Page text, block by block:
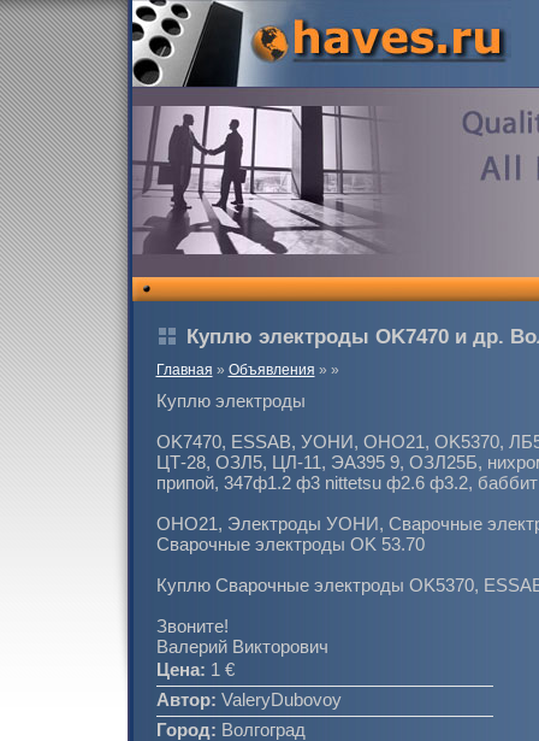
Куплю электроды OK7470 и др.
Главная » Объявления » »
Куплю электроды
OK7470, ESSAB, УОНИ, ОНО21, OK5370,
ЦТ-28, ОЗЛ5, ЦЛ-11, ЭА395 9, ОЗЛ25Б,
припой, 347ф1.2 ф3 nittetsu ф2.6 ф3.2,
ОНО21, Электроды УОНИ, Сварочные
Сварочные электроды OK 53.70
Куплю Сварочные электроды OK5370,
Звоните!
Валерий Викторович
Цена: 1 €
Автор: ValeryDubovoy
Город: Волгоград